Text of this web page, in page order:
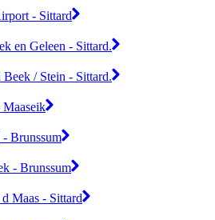
- Sittard
en Geleen - Sittard.
/ Stein - Sittard.
Maaseik
Brunssum
- Brunssum
Maas - Sittard